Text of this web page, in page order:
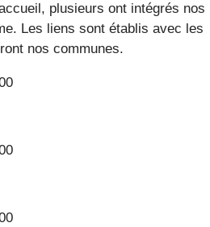
plusieurs ont intégrés nos
Les liens sont établis avec les
nos communes.